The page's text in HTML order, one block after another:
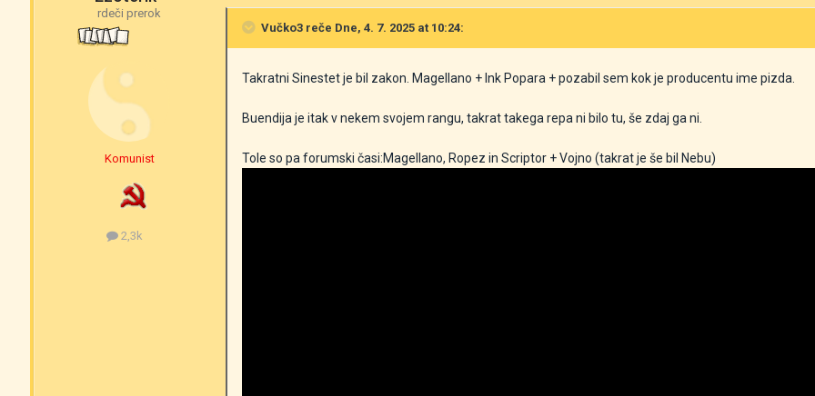
rdeči prerok
Komunist
2,3k
Vučko3 reče Dne, 4. 7. 2025 at 10:24:
Takratni Sinestet je bil zakon. Magellano + Ink Popara + pozabil sem kok je producentu ime pizda.
Buendija je itak v nekem svojem rangu, takrat takega repa ni bilo tu, še zdaj ga ni.
Tole so pa forumski časi:Magellano, Ropez in Scriptor + Vojno (takrat je še bil Nebu)